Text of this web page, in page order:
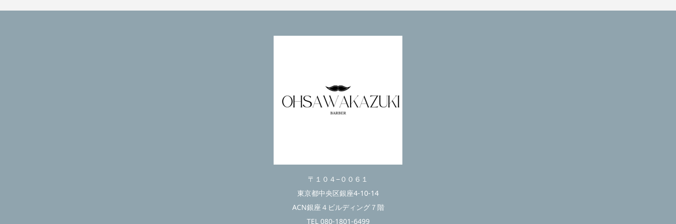
〒１０４−００６１
東京都中央区銀座4-10-14
ACN銀座４ビルディング７階
TEL 080-1801-6499